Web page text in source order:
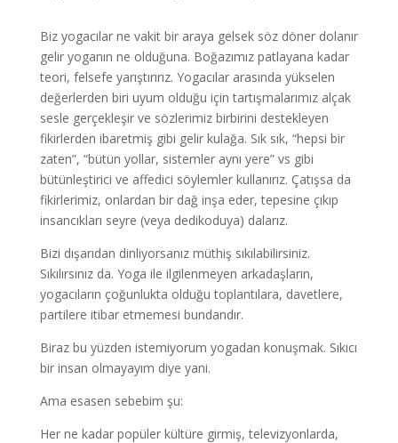
Biz yogacılar ne vakit bir araya gelsek söz döner dolanır
gelir yoganın ne olduğuna. Boğazımız patlayana kadar
teori, felsefe yarıştırırız. Yogacılar arasında yükselen
değerlerden biri uyum olduğu için tartışmalarımız alçak
sesle gerçekleşir ve sözlerimiz birbirini destekleyen
fikirlerden ibaretmiş gibi gelir kulağa. Sık sık, “hepsi bir
zaten”, “bütün yollar, sistemler aynı yere” vs gibi
bütünleştirici ve affedici söylemler kullanırız. Çatışsa da
fikirlerimiz, onlardan bir dağ inşa eder, tepesine çıkıp
insancıkları seyre (veya dedikoduya) dalarız.
Bizi dışarıdan dinliyorsanız müthiş sıkılabilirsiniz.
Sıkılırsınız da. Yoga ile ilgilenmeyen arkadaşların,
yogacıların çoğunlukta olduğu toplantılara, davetlere,
partilere itibar etmemesi bundandır.
Biraz bu yüzden istemiyorum yogadan konuşmak. Sıkıcı
bir insan olmayayım diye yani.
Ama esasen sebebim şu:
Her ne kadar popüler kültüre girmiş, televizyonlarda,